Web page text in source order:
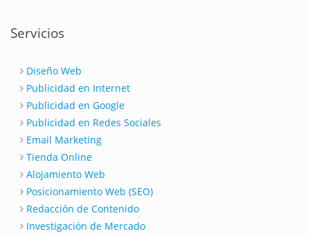
Servicios
Diseño Web
Publicidad en Internet
Publicidad en Google
Publicidad en Redes Sociales
Email Marketing
Tienda Online
Alojamiento Web
Posicionamiento Web (SEO)
Redacción de Contenido
Investigación de Mercado